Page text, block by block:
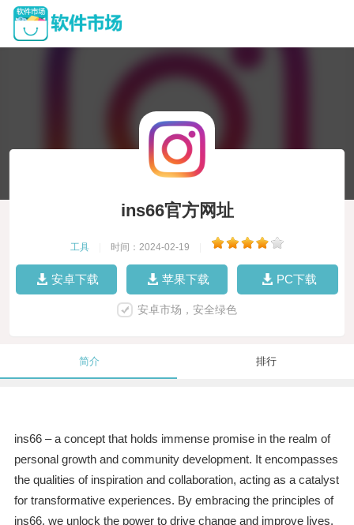
ins66官方网址
工具 时间：2024-02-19
安卓下载 苹果下载 PC下载
安卓市场，安全绿色
简介 排行
ins66 – a concept that holds immense promise in the realm of
personal growth and community development. It encompasses
the qualities of inspiration and collaboration, acting as a catalyst
for transformative experiences. By embracing the principles of
ins66, we unlock the power to drive change and improve lives.